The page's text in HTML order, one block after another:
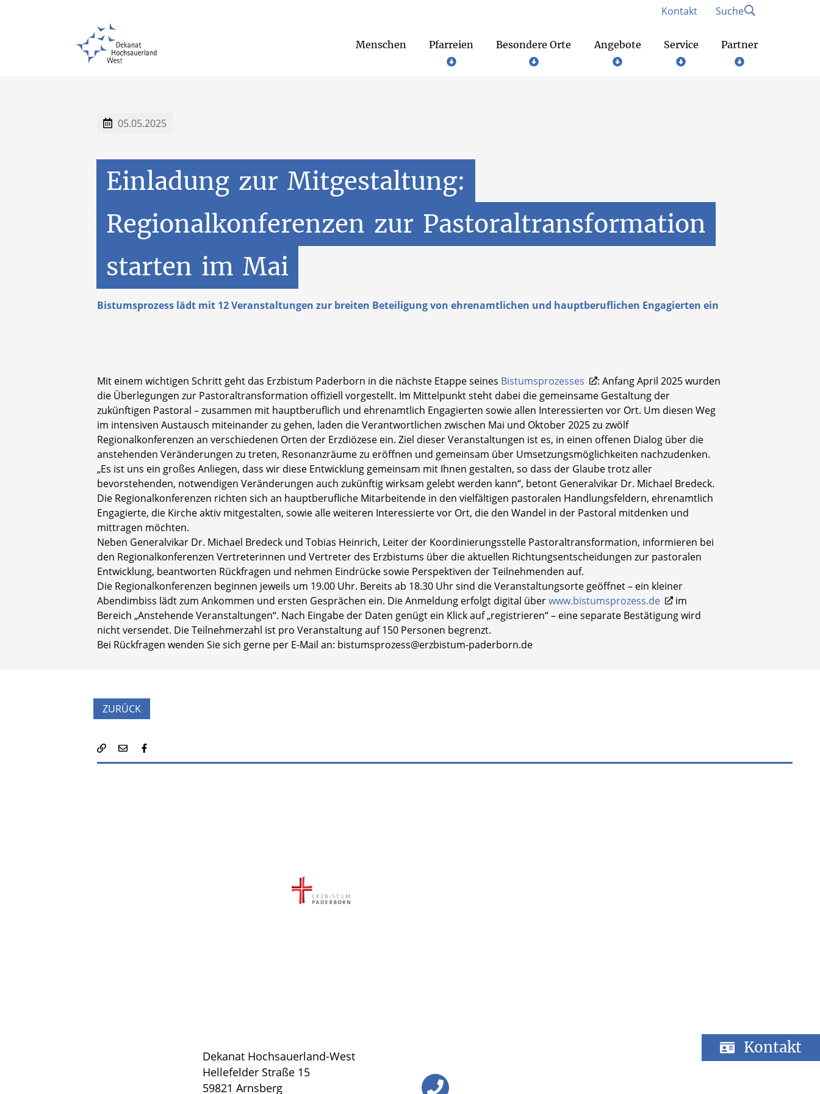
Menschen Pfarreien Besondere Orte Angebote Service Partner
Kontakt Suche
05.05.2025
Einladung zur Mitgestaltung:
Regionalkonferenzen zur Pastoraltransformation
starten im Mai
Bistumsprozess lädt mit 12 Veranstaltungen zur breiten Beteiligung von ehrenamtlichen und hauptberuflichen Engagierten ein
Mit einem wichtigen Schritt geht das Erzbistum Paderborn in die nächste Etappe seines Bistumsprozesses
: Anfang April 2025 wurden
die Überlegungen zur Pastoraltransformation offiziell vorgestellt. Im Mittelpunkt steht dabei die gemeinsame Gestaltung der
zukünftigen Pastoral – zusammen mit hauptberuflich und ehrenamtlich Engagierten sowie allen Interessierten vor Ort. Um diesen Weg
im intensiven Austausch miteinander zu gehen, laden die Verantwortlichen zwischen Mai und Oktober 2025 zu zwölf
Regionalkonferenzen an verschiedenen Orten der Erzdiözese ein. Ziel dieser Veranstaltungen ist es, in einen offenen Dialog über die
anstehenden Veränderungen zu treten, Resonanzräume zu eröffnen und gemeinsam über Umsetzungsmöglichkeiten nachzudenken.
„Es ist uns ein großes Anliegen, dass wir diese Entwicklung gemeinsam mit Ihnen gestalten, so dass der Glaube trotz aller
bevorstehenden, notwendigen Veränderungen auch zukünftig wirksam gelebt werden kann“, betont Generalvikar Dr. Michael Bredeck.
Die Regionalkonferenzen richten sich an hauptberufliche Mitarbeitende in den vielfältigen pastoralen Handlungsfeldern, ehrenamtlich
Engagierte, die Kirche aktiv mitgestalten, sowie alle weiteren Interessierte vor Ort, die den Wandel in der Pastoral mitdenken und
mittragen möchten.
Neben Generalvikar Dr. Michael Bredeck und Tobias Heinrich, Leiter der Koordinierungsstelle Pastoraltransformation, informieren bei
den Regionalkonferenzen Vertreterinnen und Vertreter des Erzbistums über die aktuellen Richtungsentscheidungen zur pastoralen
Entwicklung, beantworten Rückfragen und nehmen Eindrücke sowie Perspektiven der Teilnehmenden auf.
Die Regionalkonferenzen beginnen jeweils um 19.00 Uhr. Bereits ab 18.30 Uhr sind die Veranstaltungsorte geöffnet – ein kleiner
Abendimbiss lädt zum Ankommen und ersten Gesprächen ein. Die Anmeldung erfolgt digital überwww.bistumsprozess.de
im
Bereich „Anstehende Veranstaltungen“. Nach Eingabe der Daten genügt ein Klick auf „registrieren“ – eine separate Bestätigung wird
nicht versendet. Die Teilnehmerzahl ist pro Veranstaltung auf 150 Personen begrenzt.
Bei Rückfragen wenden Sie sich gerne per E-Mail an: bistumsprozess@erzbistum-paderborn.de
ZURÜCK
Kontakt
Dekanat Hochsauerland-West
Hellefelder Straße 15
59821 Arnsberg